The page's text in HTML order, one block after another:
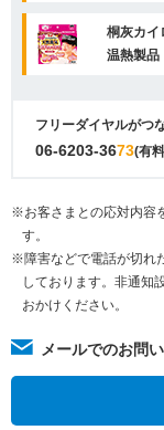
桐灰カイ
温熱製品
フリーダイヤルがつ
06-6203-3673(有
※お客さまとの応対内容
す。
※障害などで電話が切れ
しております。非通知
おかけください。
メールでのお問